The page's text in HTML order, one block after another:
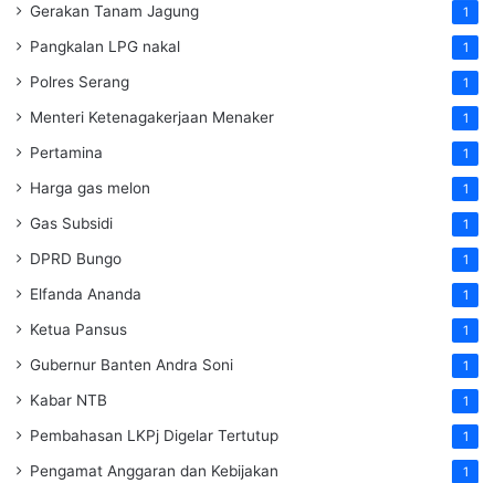
Gerakan Tanam Jagung 1
Pangkalan LPG nakal 1
Polres Serang 1
Menteri Ketenagakerjaan Menaker 1
Pertamina 1
Harga gas melon 1
Gas Subsidi 1
DPRD Bungo 1
Elfanda Ananda 1
Ketua Pansus 1
Gubernur Banten Andra Soni 1
Kabar NTB 1
Pembahasan LKPj Digelar Tertutup 1
Pengamat Anggaran dan Kebijakan 1